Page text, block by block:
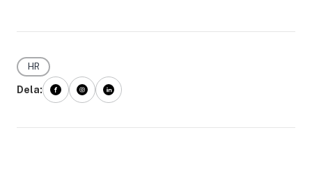
HR
Dela: